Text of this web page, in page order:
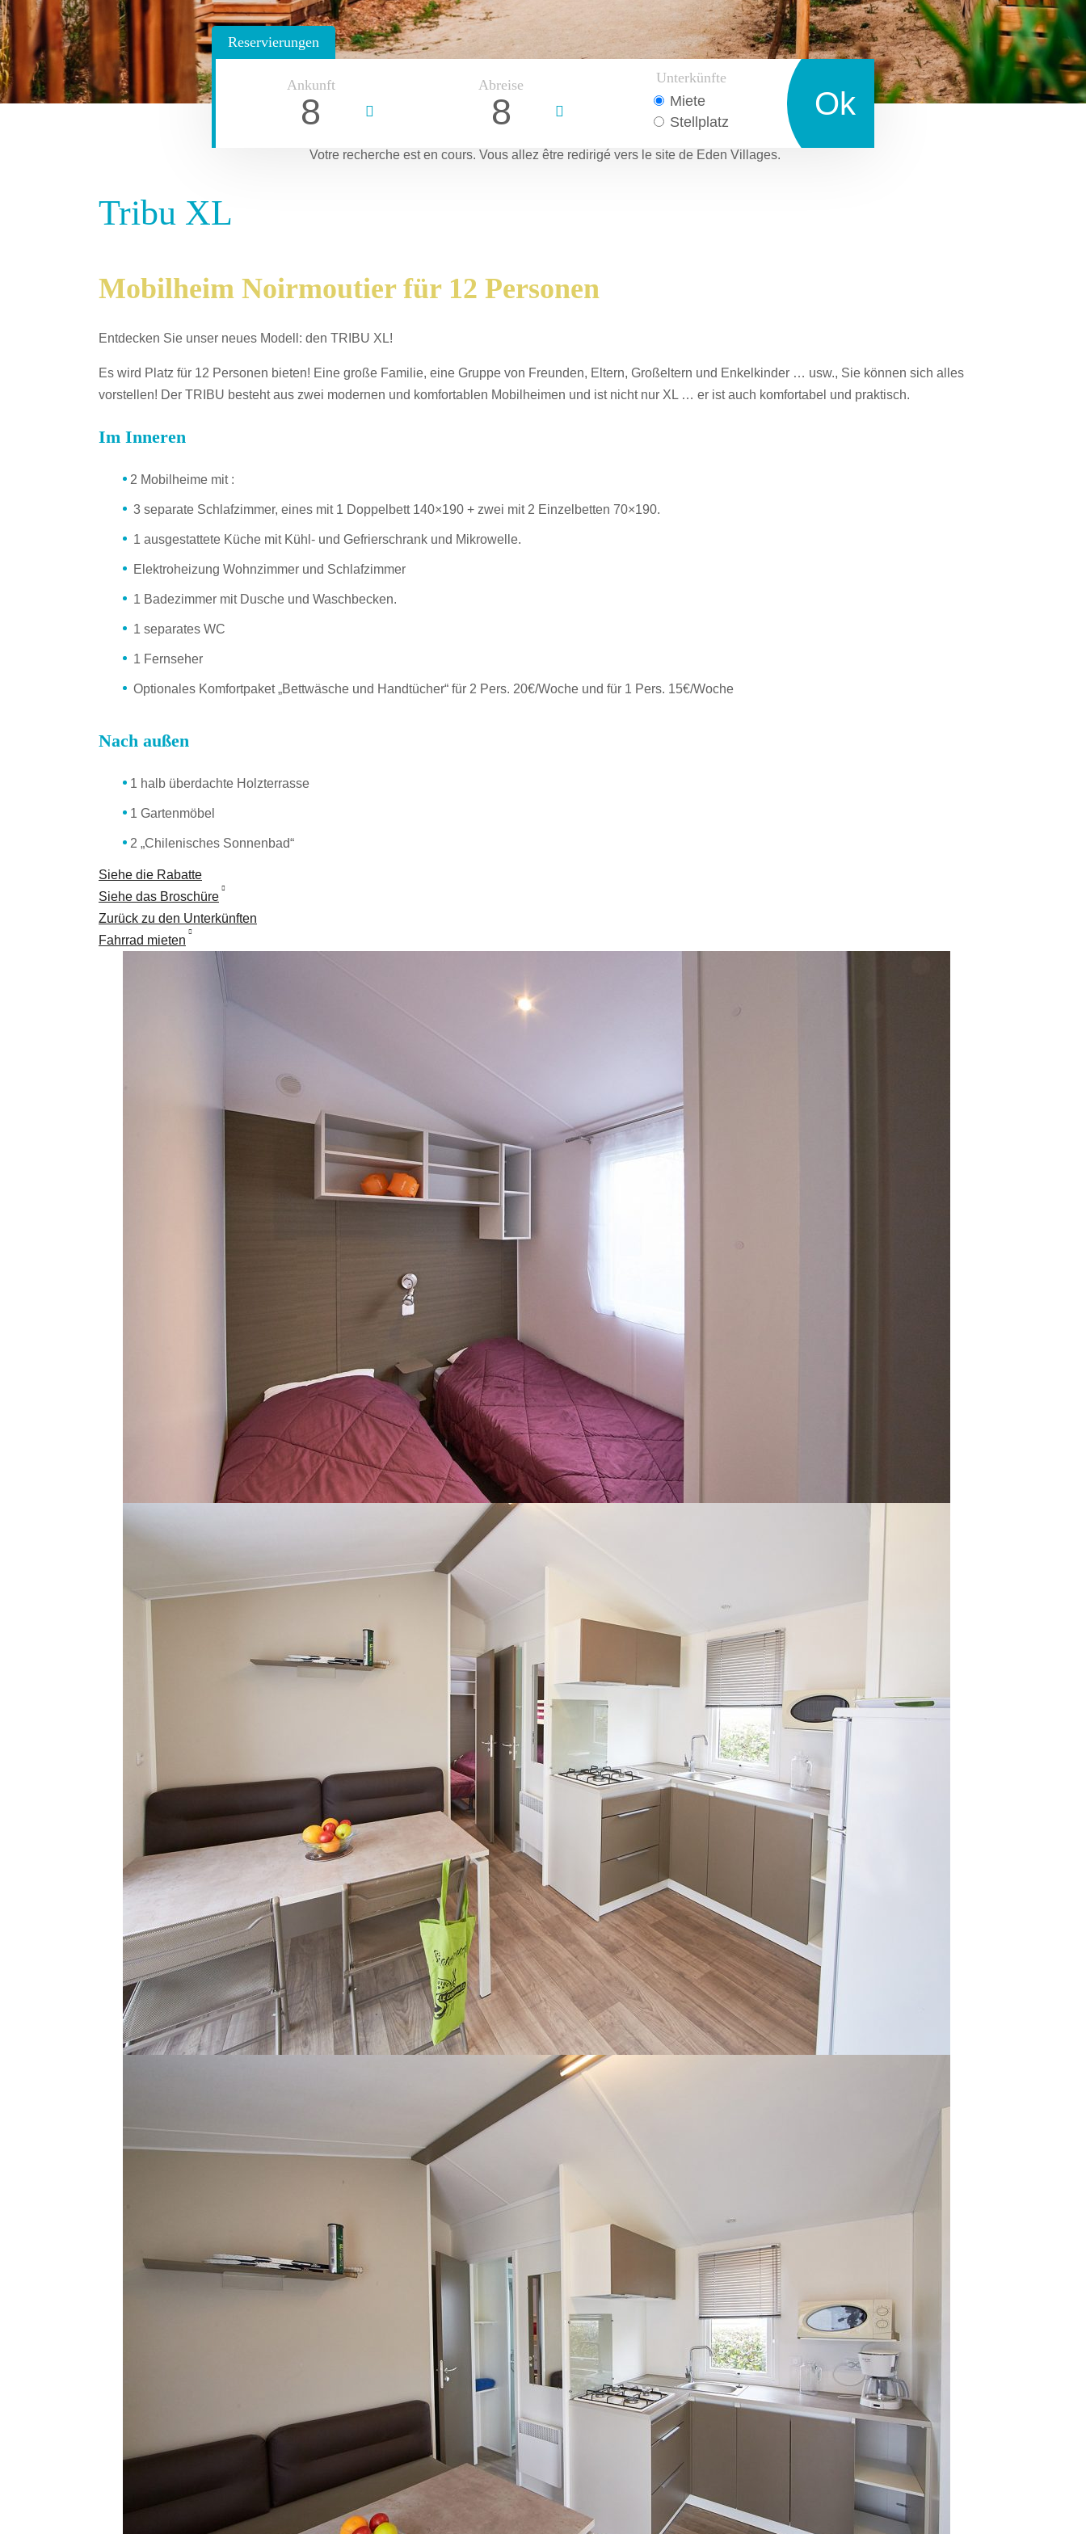
Reservierungen
Ankunft
8
Abreise
8
Unterkünfte
Miete
Stellplatz
Ok
Votre recherche est en cours. Vous allez être redirigé vers le site de Eden Villages.
Tribu XL
Mobilheim Noirmoutier für 12 Personen
Entdecken Sie unser neues Modell: den TRIBU XL!
Es wird Platz für 12 Personen bieten! Eine große Familie, eine Gruppe von Freunden, Eltern, Großeltern und Enkelkinder … usw., Sie können sich alles
vorstellen! Der TRIBU besteht aus zwei modernen und komfortablen Mobilheimen und ist nicht nur XL … er ist auch komfortabel und praktisch.
Im Inneren
2 Mobilheime mit :
3 separate Schlafzimmer, eines mit 1 Doppelbett 140×190 + zwei mit 2 Einzelbetten 70×190.
1 ausgestattete Küche mit Kühl- und Gefrierschrank und Mikrowelle.
Elektroheizung Wohnzimmer und Schlafzimmer
1 Badezimmer mit Dusche und Waschbecken.
1 separates WC
1 Fernseher
Optionales Komfortpaket „Bettwäsche und Handtücher“ für 2 Pers. 20€/Woche und für 1 Pers. 15€/Woche
Nach außen
1 halb überdachte Holzterrasse
1 Gartenmöbel
2 „Chilenisches Sonnenbad“
Siehe die Rabatte
Siehe das Broschüre
Zurück zu den Unterkünften
Fahrrad mieten